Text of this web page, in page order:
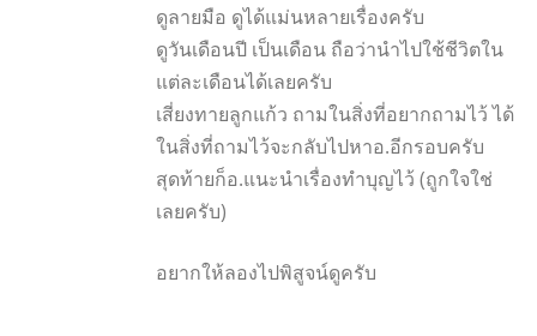
ดูลายมือ ดูได้แม่นหลายเรื่องครับ
ดูวันเดือนปี เป็นเดือน ถือว่านำไปใช้ชีวิตใน
แต่ละเดือนได้เลยครับ
เสี่ยงทายลูกแก้ว ถามในสิ่งที่อยากถามไว้ ได้
ในสิ่งที่ถามไว้จะกลับไปหาอ.อีกรอบครับ
สุดท้ายก็อ.แนะนำเรื่องทำบุญไว้ (ถูกใจใช่
เลยครับ)
อยากให้ลองไปพิสูจน์ดูครับ